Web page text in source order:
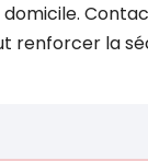
renforcer la